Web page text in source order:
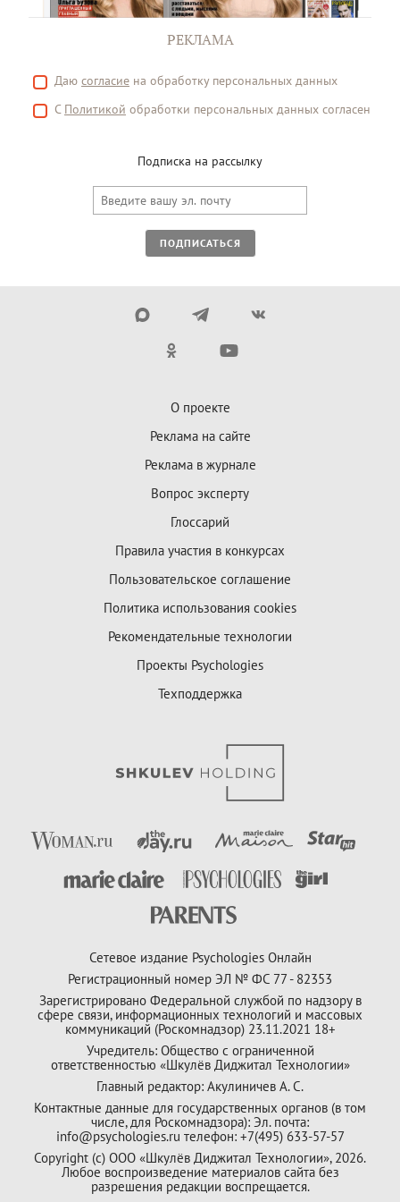
РЕКЛАМА
Даю согласие на обработку персональных данных
С Политикой обработки персональных данных согласен
Подписка на рассылку
ПОДПИСАТЬСЯ
О проекте
Реклама на сайте
Реклама в журнале
Вопрос эксперту
Глоссарий
Правила участия в конкурсах
Пользовательское соглашение
Политика использования cookies
Рекомендательные технологии
Проекты Psychologies
Техподдержка
Сетевое издание Psychologies Онлайн
Регистрационный номер ЭЛ № ФС 77 - 82353
Зарегистрировано Федеральной службой по надзору в
сфере связи, информационных технологий и массовых
коммуникаций (Роскомнадзор) 23.11.2021 18+
Учредитель: Общество с ограниченной
ответственностью «Шкулёв Диджитал Технологии»
Главный редактор: Акулиничев А. С.
Контактные данные для государственных органов (в том
числе, для Роскомнадзора): Эл. почта:
info@psychologies.ru телефон: +7(495) 633-57-57
Copyright (с) ООО «Шкулёв Диджитал Технологии», 2026.
Любое воспроизведение материалов сайта без
разрешения редакции воспрещается.